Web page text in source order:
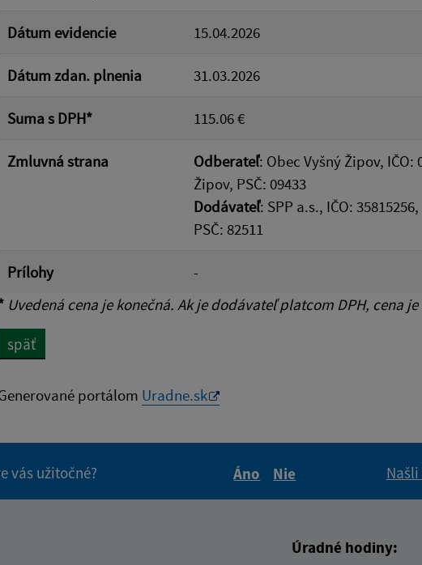
Dátum evidencie 15.04.2026
Dátum zdan. plnenia 31.03.2026
Suma s DPH* 115.06 €
Zmluvná strana Odberateľ: Obec Vyšný Žipov, IČO:
Žipov, PSČ: 09433
Dodávateľ: SPP a.s., IČO:
PSČ: 82511
Prílohy
-
Uvedená cena je konečná. Ak je dodávateľ platcom DPH, cena
späť
portálom Uradne.sk
vás užitočné?
Áno
Nie
Úradné hodiny: